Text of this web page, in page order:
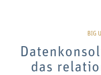
das